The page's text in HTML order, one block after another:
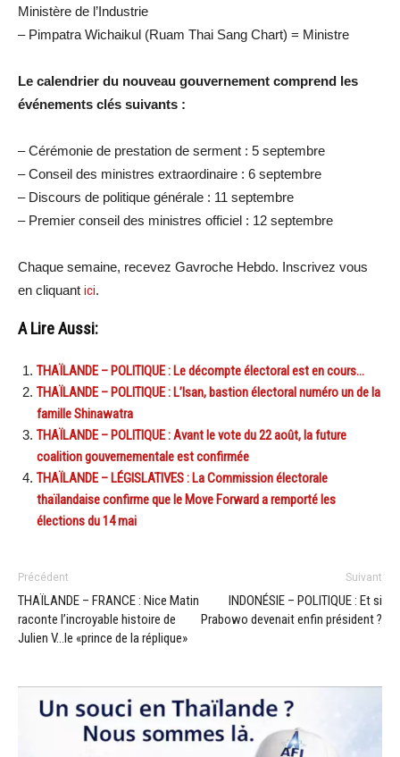
Ministère de l’Industrie
– Pimpatra Wichaikul (Ruam Thai Sang Chart) = Ministre
Le calendrier du nouveau gouvernement comprend les
événements clés suivants :
– Cérémonie de prestation de serment : 5 septembre
– Conseil des ministres extraordinaire : 6 septembre
– Discours de politique générale : 11 septembre
– Premier conseil des ministres officiel : 12 septembre
Chaque semaine, recevez Gavroche Hebdo. Inscrivez vous
en cliquant ici.
A Lire Aussi:
THAÏLANDE – POLITIQUE : Le décompte électoral est en cours…
THAÏLANDE – POLITIQUE : L’Isan, bastion électoral numéro un de la
famille Shinawatra
THAÏLANDE – POLITIQUE : Avant le vote du 22 août, la future
coalition gouvernementale est confirmée
THAÏLANDE – LÉGISLATIVES : La Commission électorale
thaïlandaise confirme que le Move Forward a remporté les
élections du 14 mai
Précédent
THAÏLANDE – FRANCE : Nice Matin
raconte l’incroyable histoire de
Julien V…le «prince de la réplique»
Suivant
INDONÉSIE – POLITIQUE : Et si
Prabowo devenait enfin président ?